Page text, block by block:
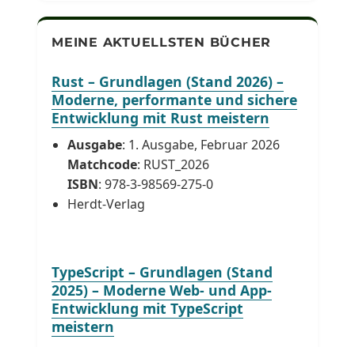
MEINE AKTUELLSTEN BÜCHER
Rust – Grundlagen (Stand 2026) –
Moderne, performante und sichere
Entwicklung mit Rust meistern
Ausgabe: 1. Ausgabe, Februar 2026
Matchcode: RUST_2026
ISBN: 978-3-98569-275-0
Herdt-Verlag
TypeScript – Grundlagen (Stand
2025) – Moderne Web- und App-
Entwicklung mit TypeScript
meistern